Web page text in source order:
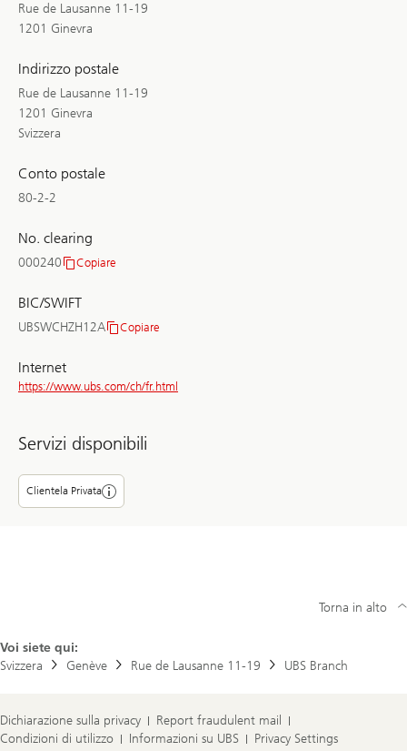
Rue de Lausanne 11-19
1201 Ginevra
Indirizzo postale
Rue de Lausanne 11-19
1201 Ginevra
Svizzera
Conto postale
80-2-2
No. clearing
000240
Copiare
BIC/SWIFT
UBSWCHZH12A
Copiare
Internet
https://www.ubs.com/ch/fr.html
Servizi disponibili
Clientela Privata
Voi siete qui:
Svizzera
Genève Rue de Lausanne 11-19 UBS Branch
Torna in alto
Dichiarazione sulla privacy
Report fraudulent mail
Condizioni di utilizzo
Informazioni su UBS Privacy Settings